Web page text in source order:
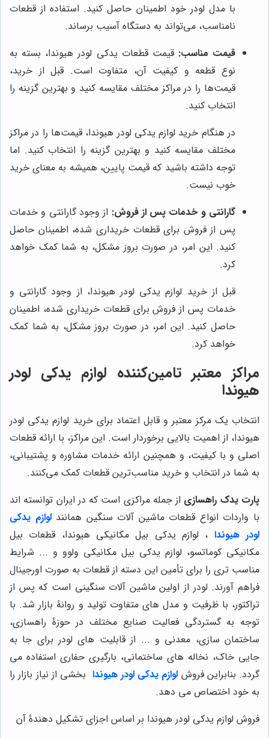
با مدل لودر خود اطمینان حاصل کنید. استفاده از قطعات
نامناسب، می‌تواند به دستگاه آسیب برساند.
قیمت مناسب: قیمت قطعات یدکی لودر هیوندا، بسته به
نوع قطعه و کیفیت آن، متفاوت است. قبل از خرید،
قیمت‌ها را در مراکز مختلف مقایسه کنید و بهترین گزینه را
انتخاب کنید.
در هنگام خرید لوازم یدکی لودر هیوندا، قیمت‌ها را در مراکز
مختلف مقایسه کنید و بهترین گزینه را انتخاب کنید. اما
توجه داشته باشید که قیمت پایین، همیشه به معنای خرید
خوب نیست.
گارانتی و خدمات پس از فروش: از وجود گارانتی و خدمات
پس از فروش برای قطعات خریداری شده، اطمینان حاصل
کنید. این امر، در صورت بروز مشکل، به شما کمک خواهد
کرد.
قبل از خرید لوازم یدکی لودر هیوندا، از وجود گارانتی و
خدمات پس از فروش برای قطعات خریداری شده، اطمینان
حاصل کنید. این امر، در صورت بروز مشکل، به شما کمک
خواهد کرد.
مراکز معتبر تامین‌کننده لوازم یدکی لودر
هیوندا
انتخاب یک مرکز معتبر و قابل اعتماد برای خرید لوازم یدکی لودر
هیوندا، از اهمیت بالایی برخوردار است. این مراکز، با ارائه قطعات
اصلی و با کیفیت، و همچنین ارائه خدمات مشاوره و پشتیبانی،
به شما در انتخاب و خرید مناسب‌ترین قطعات کمک می‌کنند.
پارت یدک راهسازی از جمله مراکزی است که در ایران توانسته اند
با واردات انواع قطعات ماشین آلات سنگین همانندلوازم یدکی
لودر هیوندا ، لوازم یدکی بیل مکانیکی هیوندا، قطعات بیل
مکانیکی کوماتسو، لوازم یدکی بیل مکانیکی ولوو و ... شرایط
مناسب تری را برای تأمین این دسته از قطعات به صورت اورجینال
فراهم آورند. لودر از اولین ماشین آلات سنگینی است که پس از
تراکتور، با ظرفیت و مدل های متفاوت تولید و روانۀ بازار شد. با
توجه به گستردگی فعالیت صنایع مختلف در حوزۀ راهسازی،
ساختمان سازی، معدنی و ... از قابلیت های لودر برای جا به
جایی خاک، نخاله های ساختمانی، بارگیری حفاری استفاده می
گردد. بنابراین فروش لوازم یدکی لودر هیوندا بخشی از نیاز بازار را
به خود اختصاص می دهد.
فروش لوازم یدکی لودر هیوندا بر اساس اجزای تشکیل دهندۀ آن